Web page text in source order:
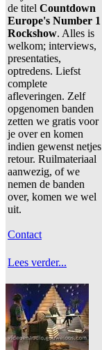
de titel Countdown
Europe's Number 1
Rockshow. Alles is
welkom; interviews,
presentaties,
optredens. Liefst
complete
afleveringen. Zelf
opgenomen banden
zetten we gratis voor
je over en komen
indien gewenst netjes
retour. Ruilmateriaal
aanwezig, of we
nemen de banden
over, komen we wel
uit.
Contact
Lees verder...